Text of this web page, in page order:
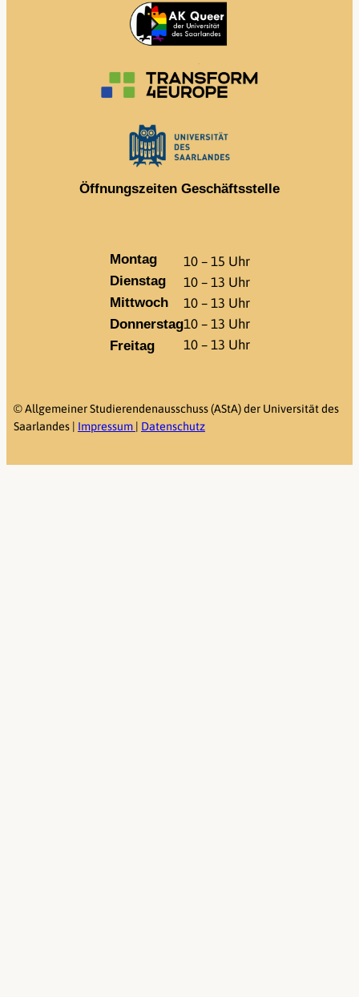
Öffnungszeiten Geschäftsstelle
Montag
Dienstag
Mittwoch
Donnerstag
Freitag
10 – 15 Uhr
10 – 13 Uhr
10 – 13 Uhr
10 – 13 Uhr
10 – 13 Uhr
©Allgemeiner Studierendenausschuss (AStA) der Universität des
Saarlandes | Impressum Datenschutz